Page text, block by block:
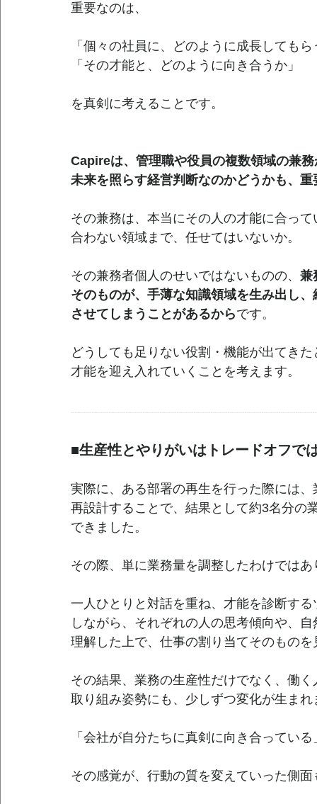
重要なのは、
「個々の社員に、どのように成長してもら
「その才能と、どのように向き合うか」
を真剣に考えることです。
Capireは、管理職や役員の複数領域の兼
未来を照らす経営判断なのかどうかも、重
その兼務は、本当にその人の才能に合って
合わない領域まで、任せてはいないか。
その兼務者個人のせいではないものの、 兼
そのものが、手薄な知識領域を生み出し
させてしまうことがあるからです。
どうしても足りない役割・機能が出てき
才能を迎え入れていくことを考えます。
■生産性とやりがいはトレードオフで
実際に、ある部署の再生を行った際には
再設計することで、結果として約3名分の
できました。
その際、単に業務量を調整したわけではあ
一人ひとりと対話を重ね、才能を診断す
しながら、それぞれの人の思考傾向や、
理解した上で、仕事の割り当てそのもの
その結果、業務の生産性だけでなく、働
取り組み姿勢にも、少しずつ変化が生まれ
「会社が自分たちに真剣に向き合っている
その感覚が、行動の質を変えていった側